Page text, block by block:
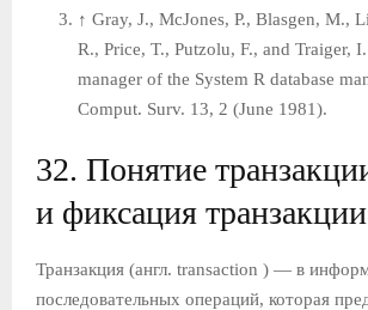
↑ Gray, J., McJones, P., Blasgen, M.,
R., Price, T., Putzolu, F., and Traiger,
manager of the System R database
Comput. Surv. 13, 2 (June 1981).
32. Понятие
и фиксация
Транзакция (англ. transaction ) — в
последовательных операций, которая